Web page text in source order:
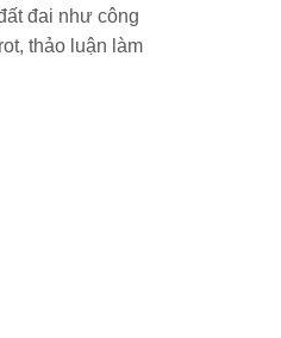
đai như công
thảo luận làm